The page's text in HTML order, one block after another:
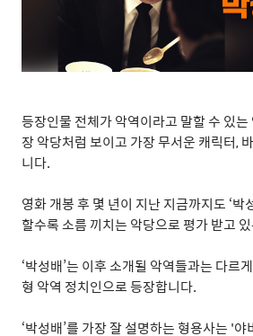
등장인물 전체가 악역이라고 말할 수 있
장 악당처럼 보이고 가장 무서운 캐릭터,
니다.
영화 개봉 후 몇 년이 지난 지금까지도 ‘박
할수록 소름 끼치는 악당으로 평가 받고
‘박성배’는 이후 소개될 악역들과는 다르
형 악역 정치인으로 등장합니다.
‘박성배’를 가장 잘 설명하는 형용사는 '